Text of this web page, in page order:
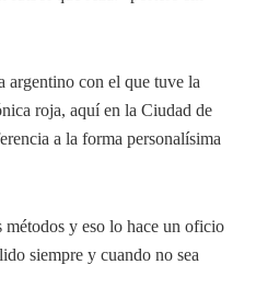
argentino con el que tuve la
roja, aquí en la Ciudad de
a la forma personalísima
y eso lo hace un oficio
siempre y cuando no sea